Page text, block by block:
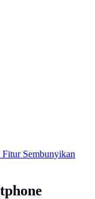
Sembunyikan